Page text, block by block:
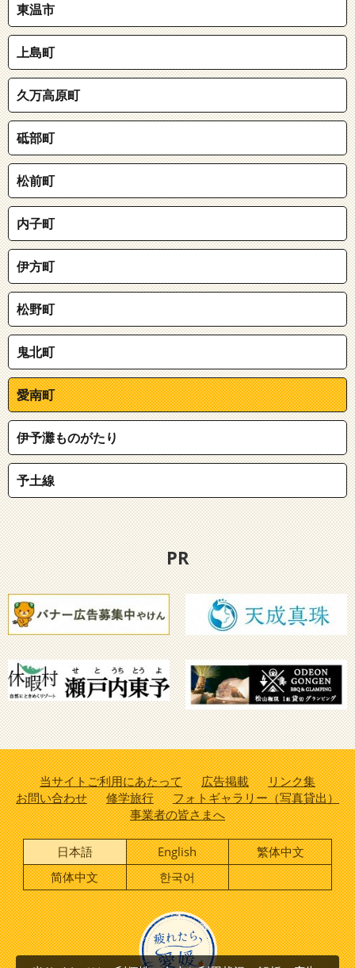
東温市
上島町
久万高原町
砥部町
松前町
内子町
伊方町
松野町
鬼北町
愛南町
伊予灘ものがたり
予土線
PR
当サイトご利用にあたって 広告掲載
リンク集
お問い合わせ
修学旅行
フォトギャラリー（写真貸出）
事業者の皆さまへ
日本語 English
繁体中文
简体中文
한국어